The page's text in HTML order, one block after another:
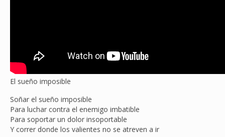
El sueño imposible
Soñar el sueño imposible
Para luchar contra el enemigo imbatible
Para soportar un dolor insoportable
Y correr donde los valientes no se atreven a ir